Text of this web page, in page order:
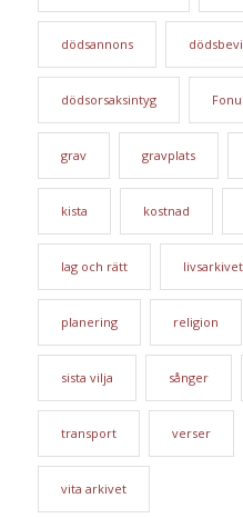
dödsannons
dödsorsaksintyg
grav gravplats
kista kostnad
lag och rätt livsarkivet
planering religion
sista vilja sånger
transport verser
vita arkivet